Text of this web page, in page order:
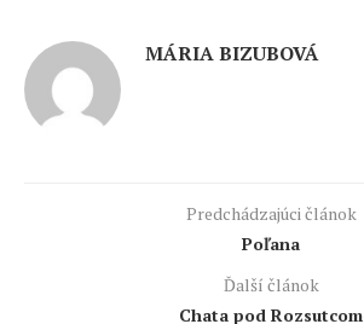
MÁRIA BIZUBOVÁ
Predchádzajúci článok
Poľana
Ďalší článok
Chata pod Rozsutcom